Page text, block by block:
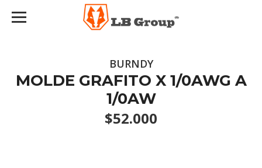
BURNDY
MOLDE GRAFITO X 1/0AWG A
1/0AW
$52.000